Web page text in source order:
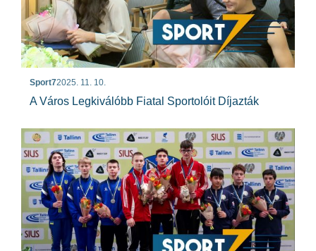
Sport72025. 11. 10.
A Város Legkiválóbb Fiatal Sportolóit Díjazták